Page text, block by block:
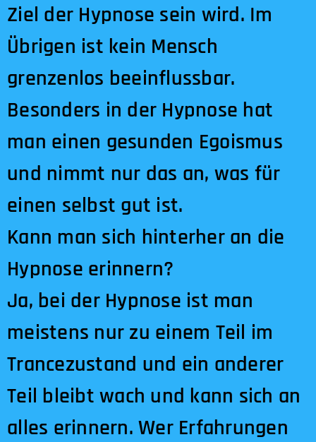
Ziel der Hypnose sein wird. Im
Übrigen ist kein Mensch
grenzenlos beeinflussbar.
Besonders in der Hypnose hat
man einen gesunden Egoismus
und nimmt nur das an, was für
einen selbst gut ist.
Kann man sich hinterher an die
Hypnose erinnern?
Ja, bei der Hypnose ist man
meistens nur zu einem Teil im
Trancezustand und ein anderer
Teil bleibt wach und kann sich an
alles erinnern. Wer Erfahrungen